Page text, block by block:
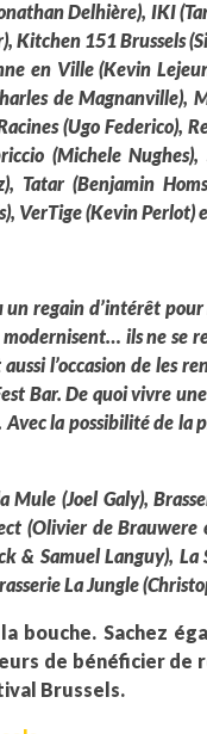
Delhière), IKI
Kitchen 151 Brussels
en Ville (Kevin
de Magnanville),
(Ugo Federico),
(Michele
Tatar (Benjamin
(Kevin Perlot)
un regain d’intérêt
ils ne se
l’occasion de les
Bar. De quoi vivre une
la possibilité de la
Mule (Joel Galy),
(Olivier de
& Samuel Languy),
La Jungle
bouche. Sachez
de bénéficier de
Brussels.